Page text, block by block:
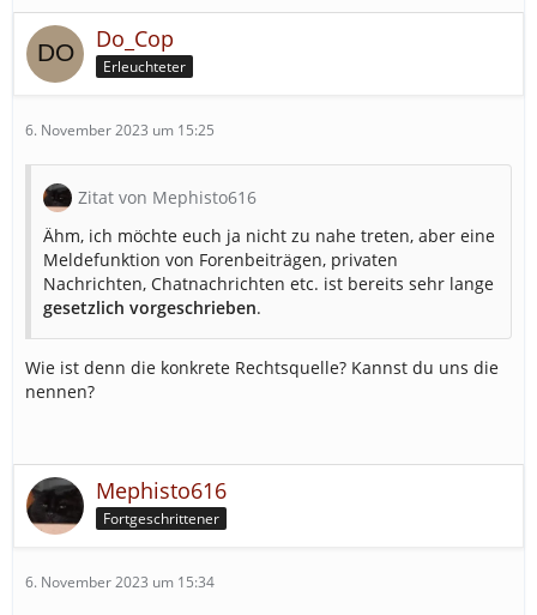
Do_Cop
Erleuchteter
6. November 2023 um 15:25
Zitat von Mephisto616
Ähm, ich möchte euch ja nicht zu nahe treten, aber eine
Meldefunktion von Forenbeiträgen, privaten
Nachrichten, Chatnachrichten etc. ist bereits sehr lange
gesetzlich vorgeschrieben.
Wie ist denn die konkrete Rechtsquelle? Kannst du uns die
nennen?
Mephisto616
Fortgeschrittener
6. November 2023 um 15:34